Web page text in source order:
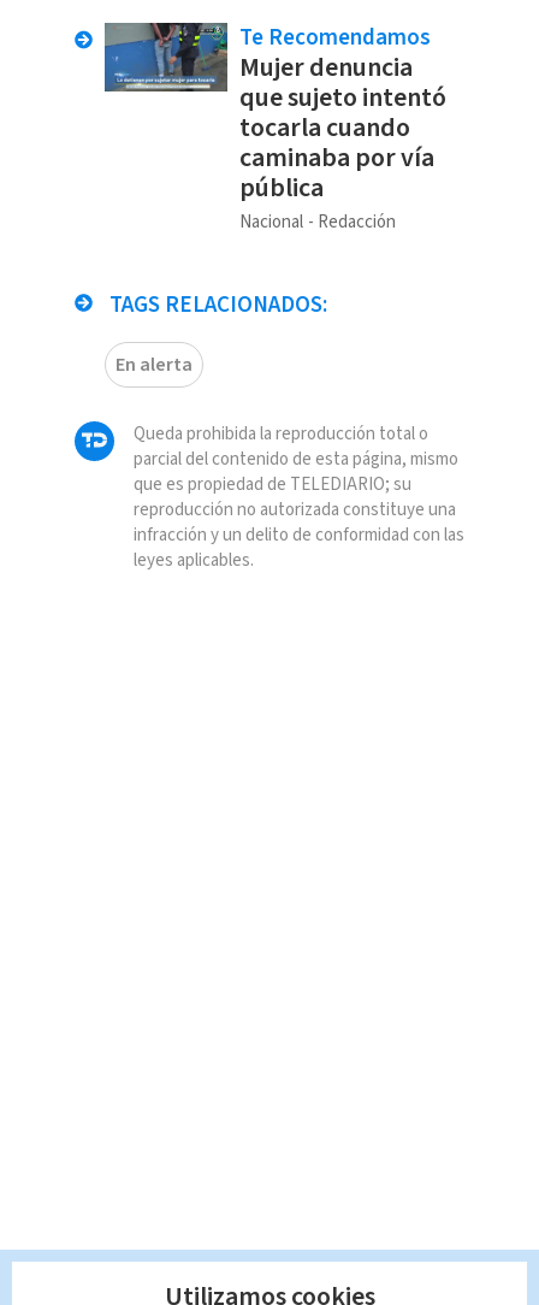
Te Recomendamos
Mujer denuncia
que sujeto intentó
tocarla cuando
caminaba por vía
pública
Nacional Redacción
TAGS RELACIONADOS:
En alerta
Queda prohibida la reproducción total o
parcial del contenido de esta página, mismo
que es propiedad de TELEDIARIO; su
reproducción no autorizada constituye una
infracción y un delito de conformidad con las
leyes aplicables.
Utilizamos cookies